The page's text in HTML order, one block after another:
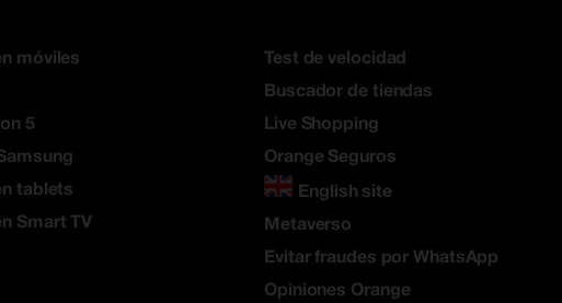
móviles
5
tablets
Smart TV
Test de velocidad
Buscador de tiendas
Live Shopping
Orange Seguros
English site
Metaverso
Evitar fraudes por WhatsApp
Opiniones Orange